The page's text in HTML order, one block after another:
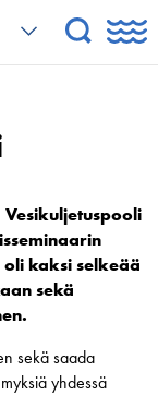
kaksi selkeää
sekä
sekä saada
yhdessä